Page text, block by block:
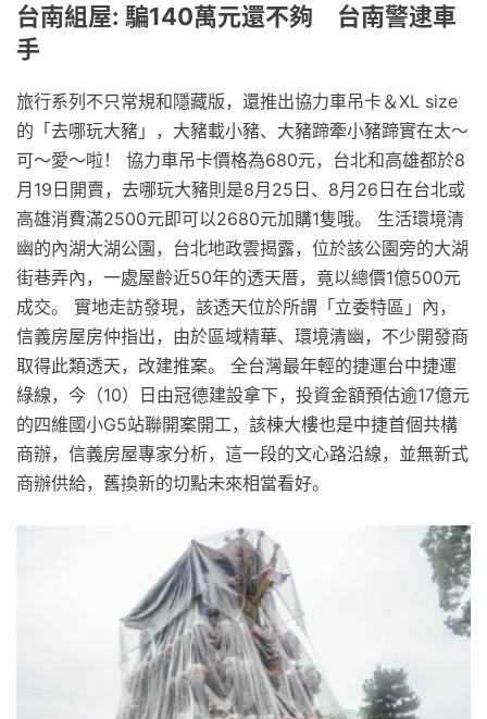
台南組屋: 騙140萬元還不夠 台南警逮車
手
旅行系列不只常規和隱藏版，還推出協力車吊卡＆XL size
的「去哪玩大豬」，大豬載小豬、大豬蹄牽小豬蹄實在太～
可～愛～啦！ 協力車吊卡價格為680元，台北和高雄都於8
月19日開賣，去哪玩大豬則是8月25日、8月26日在台北或
高雄消費滿2500元即可以2680元加購1隻哦。 生活環境清
幽的內湖大湖公園，台北地政雲揭露，位於該公園旁的大湖
街巷弄內，一處屋齡近50年的透天厝，竟以總價1億500元
成交。 實地走訪發現，該透天位於所謂「立委特區」內，
信義房屋房仲指出，由於區域精華、環境清幽，不少開發商
取得此類透天，改建推案。 全台灣最年輕的捷運台中捷運
綠線，今（10）日由冠德建設拿下，投資金額預估逾17億元
的四維國小G5站聯開案開工，該棟大樓也是中捷首個共構
商辦，信義房屋專家分析，這一段的文心路沿線，並無新式
商辦供給，舊換新的切點未來相當看好。